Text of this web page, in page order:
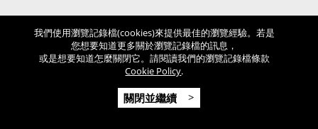
我們使用瀏覽記錄檔(cookies)來提供最佳的瀏覽經驗。若是
您想要知道更多關於瀏覽記錄檔的訊息，
或是想要知道怎麼關閉它。請閱讀我們的瀏覽記錄檔條款
Cookie Policy.
關閉並繼續